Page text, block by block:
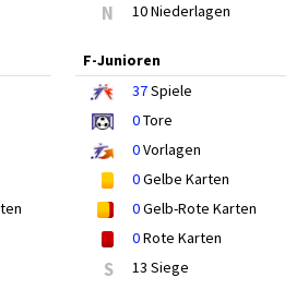
N 10 Niederlagen
F-Junioren
37Spiele
0Tore
0Vorlagen
0Gelbe Karten
0Gelb-Rote Karten
0Rote Karten
S 13 Siege